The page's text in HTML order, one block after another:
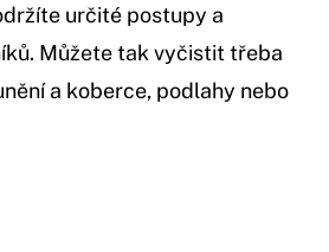
určité postupy a
Můžete tak vyčistit třeba
a koberce, podlahy nebo